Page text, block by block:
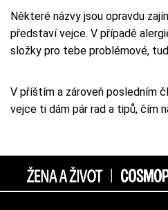
Některé názvy jsou opravdu
představí vejce. V případě
složky pro tebe problémové,
V příštím a zároveň posledním
vejce ti dám pár rad a tipů, čím